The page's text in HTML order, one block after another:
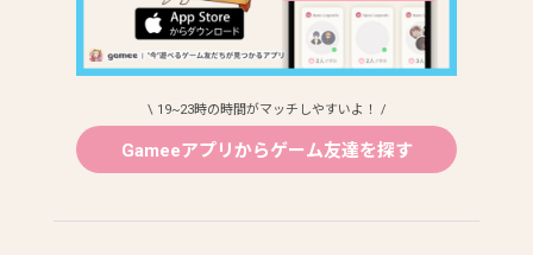
\ 19~23時の時間がマッチしやすいよ！ /
Gameeアプリからゲーム友達を探す